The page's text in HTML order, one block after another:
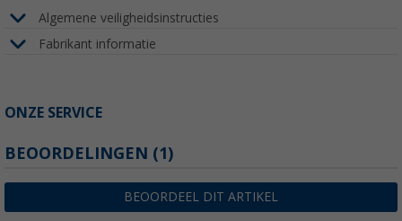
Algemene veiligheidsinstructies
Fabrikant informatie
ONZE SERVICE
BEOORDELINGEN (1)
BEOORDEEL DIT ARTIKEL